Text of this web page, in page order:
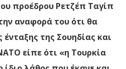
προέδρου Ρετζέπ Ταγίπ
αναφορά του ότι θα
ένταξης της Σουηδίας και
είπε ότι «η Τουρκία